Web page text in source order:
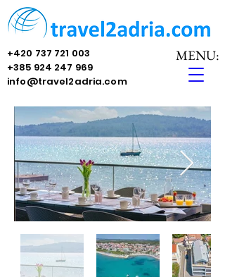
MENU:
+420 737 721 003
+385 924 247 969
info@travel2adria.com